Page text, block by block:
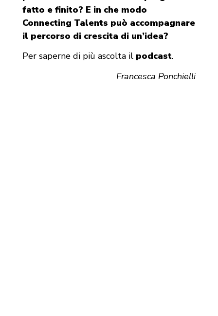
fatto e finito? E in che modo
Connecting Talents può accompagnare
il percorso di crescita di un’idea?
Per saperne di più ascolta il podcast.
Francesca Ponchielli